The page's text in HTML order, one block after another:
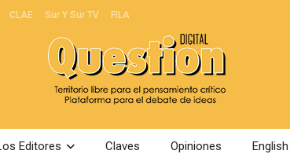
CLAE Sur Y Sur TV FILA
Editores Claves Opiniones English